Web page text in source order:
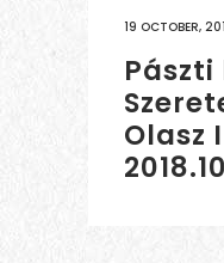
19 OCTOBER,
Olasz